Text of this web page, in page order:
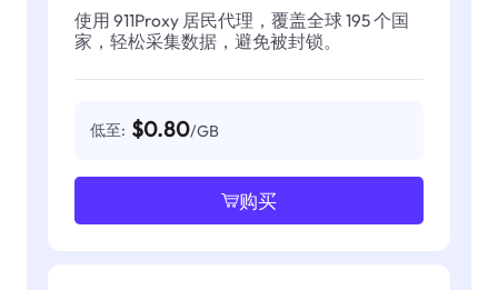
使用 911Proxy 居民代理，覆盖全球 195 个国
家，轻松采集数据，避免被封锁。
低至: $0.80/GB
购买